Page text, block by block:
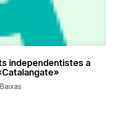
independentistes a